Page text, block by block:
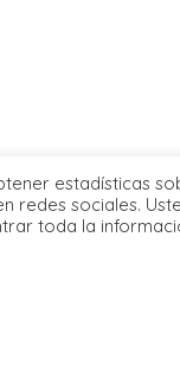
estadísticas
sociales.
toda la